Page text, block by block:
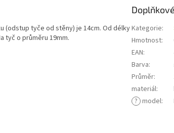
(odstup tyče od stěny) je 14cm. Od délky
tyč o průměru 19mm.
Kategorie:
Hmotnost:
EAN:
Barva:
Průměr:
materiál:
? model: